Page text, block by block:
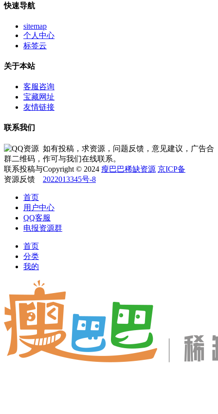
快速导航
sitemap
个人中心
标签云
关于本站
客服咨询
宝藏网址
友情链接
联系我们
如有投稿，求资源，问题反馈，意见建议，广告合
作可与我们在线联系。
Copyright © 2024 瘦巴巴稀缺资源 京ICP备
2022013345号-8
首页
用户中心
QQ客服
电报资源群
首页
分类
我的